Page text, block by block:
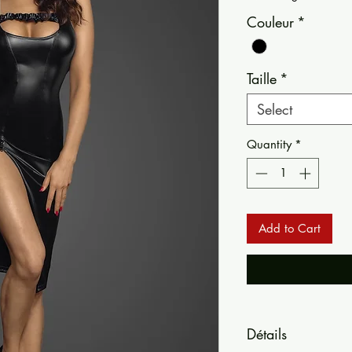
Couleur *
Taille *
Select
Quantity *
Add to Cart
Détails